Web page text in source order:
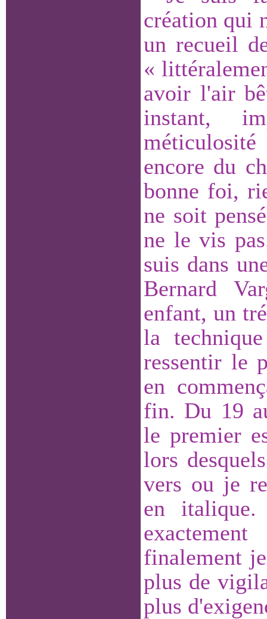
création qui
un recueil
«
avoir l'air
instant,
encore du
bonne foi,
ne soit
ne le vis
suis dans
Bernard
enfant, un
la
ressentir le
en
fin. Du 19
le premier
lors
vers ou je
en
finalement
plus de
plus